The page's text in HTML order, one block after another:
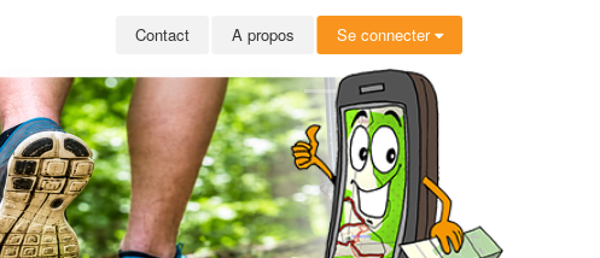
Contact A propos Se connecter